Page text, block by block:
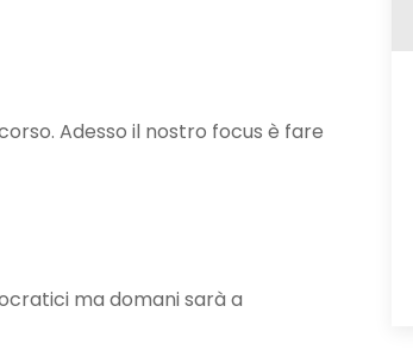
Adesso il nostro focus è fare
ma domani sarà a